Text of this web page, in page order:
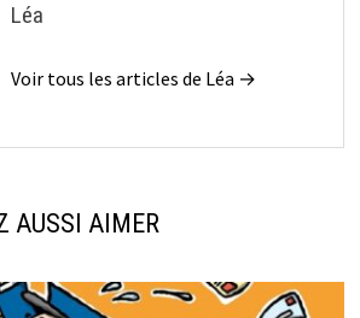
Léa
Voir tous les articles de Léa →
AUSSI AIMER